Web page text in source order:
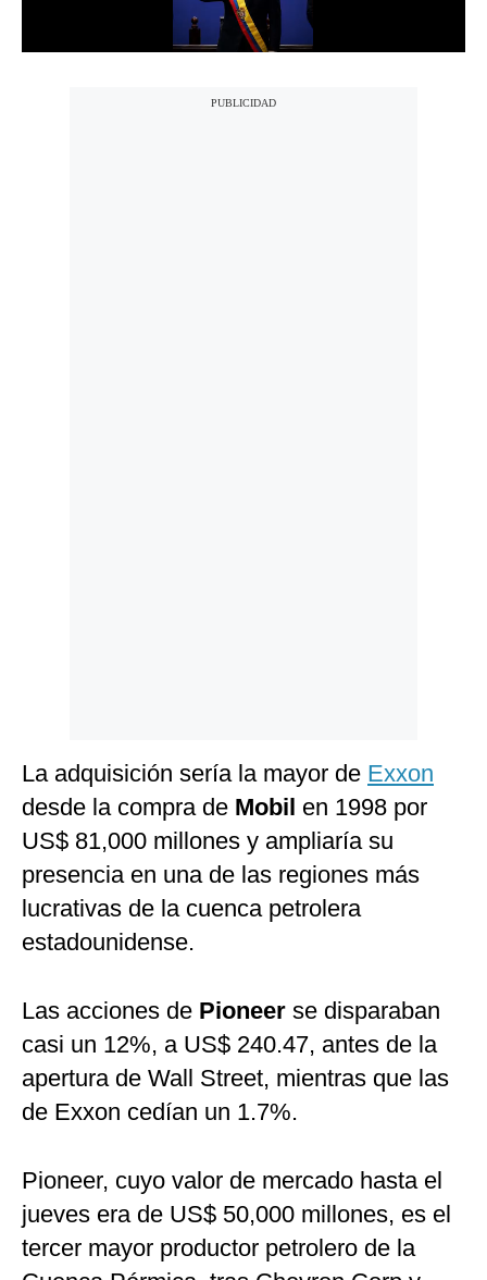
La adquisición sería la mayor de Exxon
desde la compra de Mobil en 1998 por
US$ 81,000 millones y ampliaría su
presencia en una de las regiones más
lucrativas de la cuenca petrolera
estadounidense.
Las acciones de Pioneer se disparaban
casi un 12%, a US$ 240.47, antes de la
apertura de Wall Street, mientras que las
de Exxon cedían un 1.7%.
Pioneer, cuyo valor de mercado hasta el
jueves era de US$ 50,000 millones, es el
tercer mayor productor petrolero de la